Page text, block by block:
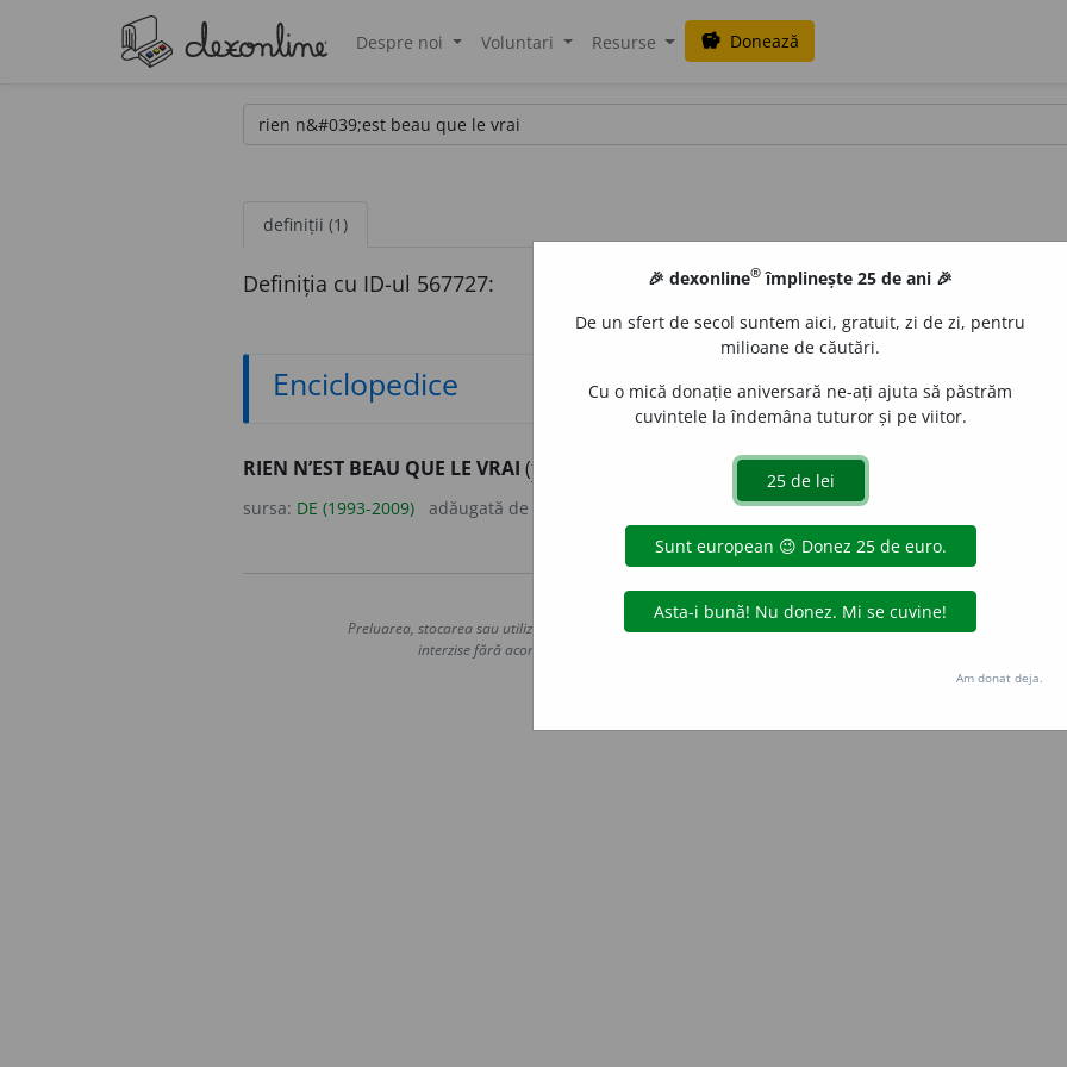
Despre noi Voluntari Resurse savings Donează
definiții (1)
Definiția cu ID-ul 567727:
Enciclopedice
RIEN N’EST BEAU QUE LE VRAI (fr. nimic nu e frumos ca adevărul– Boileau, „Épîtres”, IX, 43.
sursa: DE (1993-2009) adăugată de
Copyright © 2004-2026 dexonline (https://dexonline.ro)
Preluarea, stocarea sau utilizarea datelor de pe acest site, inclusiv prin orice metode de extragere automată
interzise fără acordul nostru prealabil scris, cu excepția seturilor de date oferite oficial spre utilizare
Hosterion
🎉 dexonline® împlinește 25 de ani 🎉
De un sfert de secol suntem aici, gratuit, zi de zi, pentru
milioane de căutări.
Cu o mică donație aniversară ne-ați ajuta să păstrăm
cuvintele la îndemâna tuturor și pe viitor.
Am donat deja.